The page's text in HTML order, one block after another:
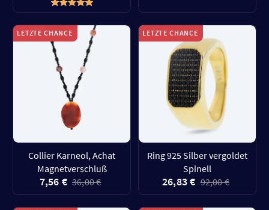
LETZTE CHANCE
Collier Karneol, Achat
Magnetverschluß
7,56 € 36,00 €
LETZTE CHANCE
Ring 925 Silber vergoldet
Spinell
26,83 € 92,00 €